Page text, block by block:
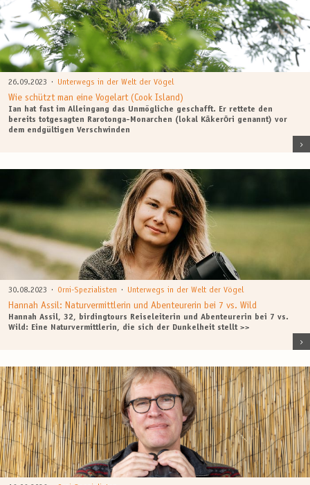
26.09.2023 · Unterwegs in der Welt der Vögel
Wie schützt man eine Vogelart (Cook Island)
Ian hat fast im Alleingang das Unmögliche geschafft. Er rettete den
bereits totgesagten Rarotonga-Monarchen (lokal Kākerōri genannt) vor
dem endgültigen Verschwinden
30.08.2023 · Orni-Spezialisten · Unterwegs in der Welt der Vögel
Hannah Assil: Naturvermittlerin und Abenteurerin bei 7 vs. Wild
Hannah Assil, 32, birdingtours Reiseleiterin und Abenteurerin bei 7 vs.
Wild: Eine Naturvermittlerin, die sich der Dunkelheit stellt >>